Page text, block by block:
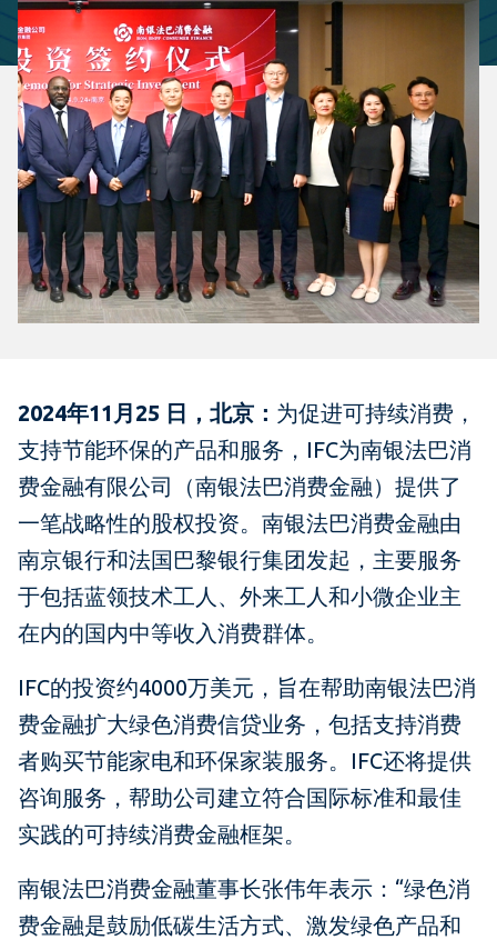
2024年11月25 日，北京： 为促进可持续消费，
支持节能环保的产品和服务，IFC为南银法巴消
费金融有限公司（南银法巴消费金融）提供了
一笔战略性的股权投资。南银法巴消费金融由
南京银行和法国巴黎银行集团发起，主要服务
于包括蓝领技术工人、外来工人和小微企业主
在内的国内中等收入消费群体。
IFC的投资约4000万美元，旨在帮助南银法巴消
费金融扩大绿色消费信贷业务，包括支持消费
者购买节能家电和环保家装服务。IFC还将提供
咨询服务，帮助公司建立符合国际标准和最佳
实践的可持续消费金融框架。
南银法巴消费金融董事长张伟年表示：“绿色消
费金融是鼓励低碳生活方式、激发绿色产品和